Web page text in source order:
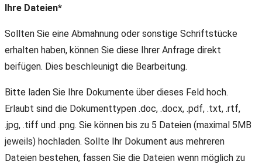
Ihre Dateien*
Sollten Sie eine Abmahnung oder sonstige Schriftstücke
erhalten haben, können Sie diese Ihrer Anfrage direkt
beifügen. Dies beschleunigt die Bearbeitung.
Bitte laden Sie Ihre Dokumente über dieses Feld hoch.
Erlaubt sind die Dokumenttypen .doc, .docx, .pdf, .txt, .rtf,
.jpg, .tiff und .png. Sie können bis zu 5 Dateien (maximal 5MB
jeweils) hochladen. Sollte Ihr Dokument aus mehreren
Dateien bestehen, fassen Sie die Dateien wenn möglich zu